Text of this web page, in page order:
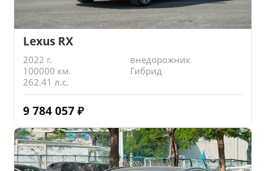
Lexus RX
2022 г.
внедорожник
100000 км.
Гибрид
262.41 л.с.
9 784 057 ₽